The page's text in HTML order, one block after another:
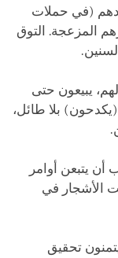
(في حملات
المزعجة. التوق
لهم، يبيعون حتى
بلا طائل،
يتبعن أوامر
الأشجار في
تحقيق